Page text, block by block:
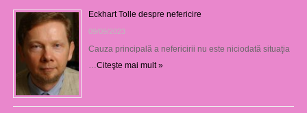
Eckhart Tolle despre nefericire
09/09/2023
Cauza principală a nefericirii nu este niciodată situaţia
Citeşte mai mult »